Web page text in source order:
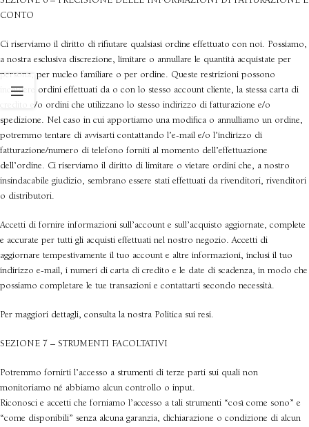
CONTO
Ci riserviamo il diritto di rifiutare qualsiasi ordine effettuato con noi. Possiamo,
a nostra esclusiva discrezione, limitare o annullare le quantità acquistate per
persona, per nucleo familiare o per ordine. Queste restrizioni possono
includere ordini effettuati da o con lo stesso account cliente, la stessa carta di
credito e/o ordini che utilizzano lo stesso indirizzo di fatturazione e/o
spedizione. Nel caso in cui apportiamo una modifica o annulliamo un ordine,
potremmo tentare di avvisarti contattando l’e-mail e/o l’indirizzo di
fatturazione/numero di telefono forniti al momento dell’effettuazione
dell’ordine. Ci riserviamo il diritto di limitare o vietare ordini che, a nostro
insindacabile giudizio, sembrano essere stati effettuati da rivenditori, rivenditori
o distributori.
Accetti di fornire informazioni sull’account e sull’acquisto aggiornate, complete
e accurate per tutti gli acquisti effettuati nel nostro negozio. Accetti di
aggiornare tempestivamente il tuo account e altre informazioni, inclusi il tuo
indirizzo e-mail, i numeri di carta di credito e le date di scadenza, in modo che
possiamo completare le tue transazioni e contattarti secondo necessità.
Per maggiori dettagli, consulta la nostra Politica sui resi.
SEZIONE 7 – STRUMENTI FACOLTATIVI
Potremmo fornirti l’accesso a strumenti di terze parti sui quali non
monitoriamo né abbiamo alcun controllo o input.
Riconosci e accetti che forniamo l’accesso a tali strumenti “così come sono” e
“come disponibili” senza alcuna garanzia, dichiarazione o condizione di alcun